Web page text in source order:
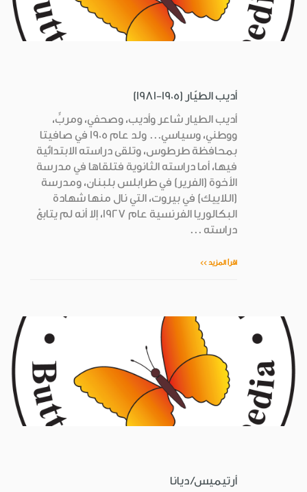
أديب الطيّار (1905-1981)
أديب الطيار شاعر وأديب، وصحفي، ومربٍّ،
ووطني، وسياسي... ولد عام 1905 في صافيتا
بمحافظة طرطوس، وتلقى دراسته الابتدائية
فيها، أما دراسته الثانوية فتلقاها في مدرسة
الأخوة (الفرير) في طرابلس بلبنان، ومدرسة
(اللاييك) في بيروت، التي نال منها شهادة
البكالوريا الفرنسية عام 1927، إلا أنه لم يتابعْ
دراسته ...
اقرأ المزيد >>
أرتيميس/ ديانا